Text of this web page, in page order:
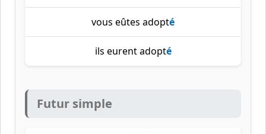
vous eûtes adopté
ils eurent adopté
Futur simple